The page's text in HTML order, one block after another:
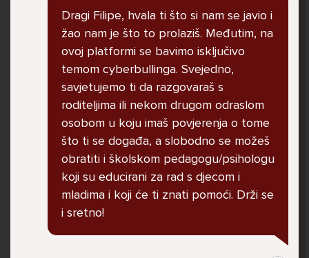
na to. Prije toga svega nakon nekoliko godina
prijateljstva ostavila me najbolja prijateljica
nisam htjela ići u školu jer me to sve jako
pogodilo. Cyber bulyala me preko snapchata
i drugih drugih društvenih mreža. Sad opet
razgovaramo no jako teško. Stalno provodim
vrijeme učeći ili trenirajući moje pse jako sam
vezana za njih te ih jako volim Često
razgovaram s mamom no ne želim joj sve reći
jer me ne shvaća. Ponekad želim skočiti sa
balkona svoje kuće. Neznam što da više
radim.
Dragi Filipe, hvala ti što si nam se javio i
žao nam je što to prolaziš. Međutim, na
ovoj platformi se bavimo isključivo
temom cyberbullinga. Svejedno,
savjetujemo ti da razgovaraš s
roditeljima ili nekom drugom odraslom
osobom u koju imaš povjerenja o tome
što ti se događa, a slobodno se možeš
obratiti i školskom pedagogu/psihologu
koji su educirani za rad s djecom i
mladima i koji će ti znati pomoći. Drži se
i sretno!